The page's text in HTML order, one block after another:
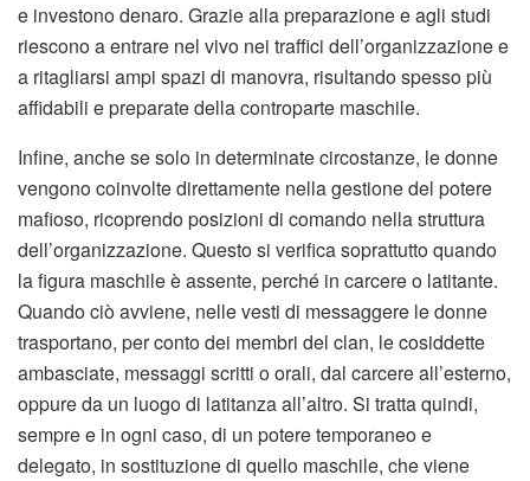
e investono denaro. Grazie alla preparazione e agli studi
riescono a entrare nel vivo nei traffici dell’organizzazione e
a ritagliarsi ampi spazi di manovra, risultando spesso più
affidabili e preparate della controparte maschile.
Infine, anche se solo in determinate circostanze, le donne
vengono coinvolte direttamente nella gestione del potere
mafioso, ricoprendo posizioni di comando nella struttura
dell’organizzazione. Questo si verifica soprattutto quando
la figura maschile è assente, perché in carcere o latitante.
Quando ciò avviene, nelle vesti di messaggere le donne
trasportano, per conto dei membri del clan, le cosiddette
ambasciate, messaggi scritti o orali, dal carcere all’esterno,
oppure da un luogo di latitanza all’altro. Si tratta quindi,
sempre e in ogni caso, di un potere temporaneo e
delegato, in sostituzione di quello maschile, che viene